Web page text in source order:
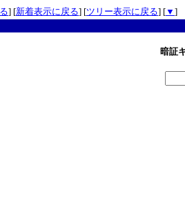
] [新着表示に戻る] [ツリー表示に戻る] [▼ ]
暗証